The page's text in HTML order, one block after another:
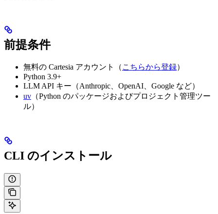
前提条件
無料の Cartesia アカウント（ こちらから登録）
Python 3.9+
LLM API キー（Anthropic、OpenAI、Google など）
uv （Python のパッケージおよびプロジェクト管理ツー
ル）
CLI のインストール